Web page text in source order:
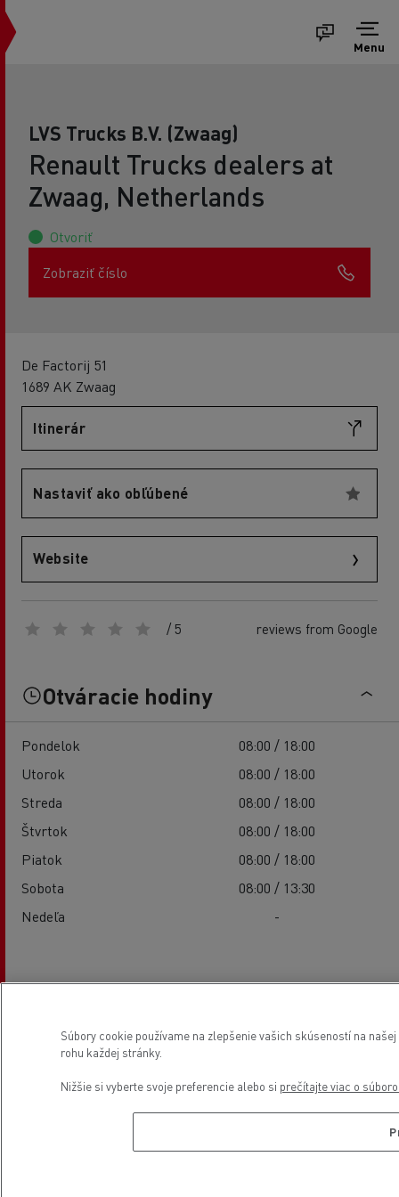
Menu
LVS Trucks B.V. (Zwaag)
Renault Trucks dealers at
Zwaag, Netherlands
Otvoriť
Zobraziť číslo
De Factorij 51
1689 AK Zwaag
Itinerár
Nastaviť ako obľúbené
Website
/ 5 reviews from Google
Otváracie hodiny
Pondelok
08:00 / 18:00
Utorok
08:00 / 18:00
Streda
08:00 / 18:00
Štvrtok
08:00 / 18:00
Piatok
08:00 / 18:00
Sobota
08:00 / 13:30
Nedeľa
-
Súbory cookie používame na zlepšenie vašich skúseností na
rohu každej stránky.
Nižšie si vyberte svoje preferencie alebo si prečítajte viac o